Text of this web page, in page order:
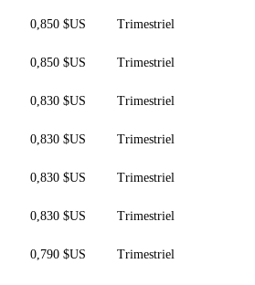
0,850 $US Trimestriel
0,850 $US Trimestriel
0,830 $US Trimestriel
0,830 $US Trimestriel
0,830 $US Trimestriel
0,830 $US Trimestriel
0,790 $US Trimestriel